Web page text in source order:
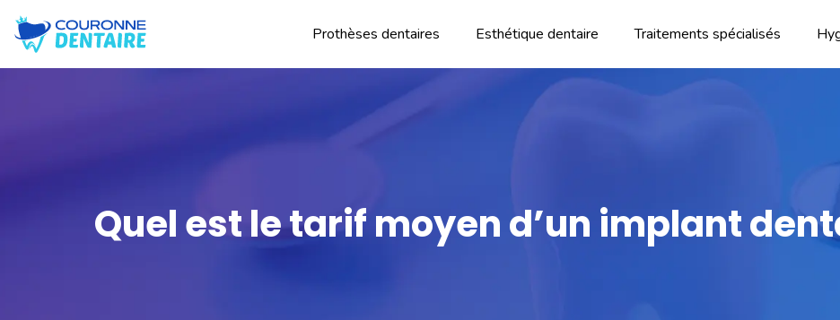
Prothèses dentaires Esthétique dentaire Traitements spécialisés
Quel est le tarif moyen d’un implant